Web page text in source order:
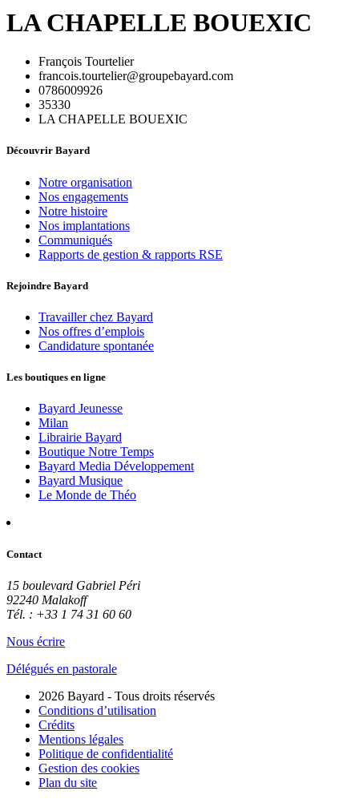
LA CHAPELLE BOUEXIC
François Tourtelier
francois.tourtelier@groupebayard.com
0786009926
35330
LA CHAPELLE BOUEXIC
Découvrir Bayard
Notre organisation
Nos engagements
Notre histoire
Nos implantations
Communiqués
Rapports de gestion & rapports RSE
Rejoindre Bayard
Travailler chez Bayard
Nos offres d’emplois
Candidature spontanée
Les boutiques en ligne
Bayard Jeunesse
Milan
Librairie Bayard
Boutique Notre Temps
Bayard Media Développement
Bayard Musique
Le Monde de Théo
Contact
15 boulevard Gabriel Péri
92240 Malakoff
Tél. : +33 1 74 31 60 60
Nous écrire
Délégués en pastorale
2026 Bayard - Tous droits réservés
Conditions d’utilisation
Crédits
Mentions légales
Politique de confidentialité
Gestion des cookies
Plan du site